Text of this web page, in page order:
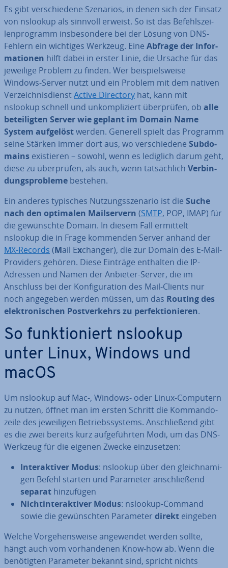
Es gibt ver­schie­de­ne Szenarios, in denen sich der Einsatz
von nslookup als sinnvoll erweist. So ist das Be­fehls­zei­
len­pro­gramm ins­be­son­de­re bei der Lösung von DNS-
Fehlern ein wichtiges Werkzeug. Eine Abfrage der In­for­
ma­tio­nen hilft dabei in erster Linie, die Ursache für das
jeweilige Problem zu finden. Wer bei­spiels­wei­se
Windows-Server nutzt und ein Problem mit dem nativen
Ver­zeich­nis­dienstActive Directory hat, kann mit
nslookup schnell und un­kom­pli­ziert über­prü­fen, ob alle
be­tei­lig­ten Server wie geplant im Domain Name
System aufgelöstwerden. Generell spielt das Programm
seine Stärken immer dort aus, wo ver­schie­de­ne Sub­do­
mains exis­tie­ren – sowohl, wenn es lediglich darum geht,
diese zu über­prü­fen, als auch, wenn tat­säch­lich Ver­bin­
dungs­pro­ble­me bestehen.
Ein anderes typisches Nut­zungs­sze­na­rio ist die Suche
nach den optimalen Mail­ser­vern (SMTP, POP, IMAP) für
die ge­wünsch­te Domain. In diesem Fall ermittelt
nslookup die in Frage kommenden Server anhand der
MX-Records (Mail Exchanger), die zur Domain des E-Mail-
Providers gehören. Diese Einträge enthalten die IP-
Adressen und Namen der Anbieter-Server, die im
Anschluss bei der Kon­fi­gu­ra­ti­on des Mail-Clients nur
noch angegeben werden müssen, um das Routing des
elek­tro­ni­schen Post­ver­kehrs zu per­fek­tio­nie­ren.
So funk­tio­niert nslookup
unter Linux, Windows und
macOS
Um nslookup auf Mac-, Windows- oder Linux-Computern
zu nutzen, öffnet man im ersten Schritt die Kom­man­do­
zei­le des je­wei­li­gen Be­triebs­sys­tems. An­schlie­ßend gibt
es die zwei bereits kurz auf­ge­führ­ten Modi, um das DNS-
Werkzeug für die eigenen Zwecke ein­zu­set­zen:
In­ter­ak­ti­ver Modus: nslookup über den gleich­na­mi­
gen Befehl starten und Parameter an­schlie­ßend
separat hin­zu­fü­gen
Nicht­in­ter­ak­ti­ver Modus: nslookup-Command
sowie die ge­wünsch­ten Parameter direkt eingeben
Welche Vor­ge­hens­wei­se an­ge­wen­det werden sollte,
hängt auch vom vor­han­de­nen Know-how ab. Wenn die
be­nö­tig­ten Parameter bekannt sind, spricht nichts